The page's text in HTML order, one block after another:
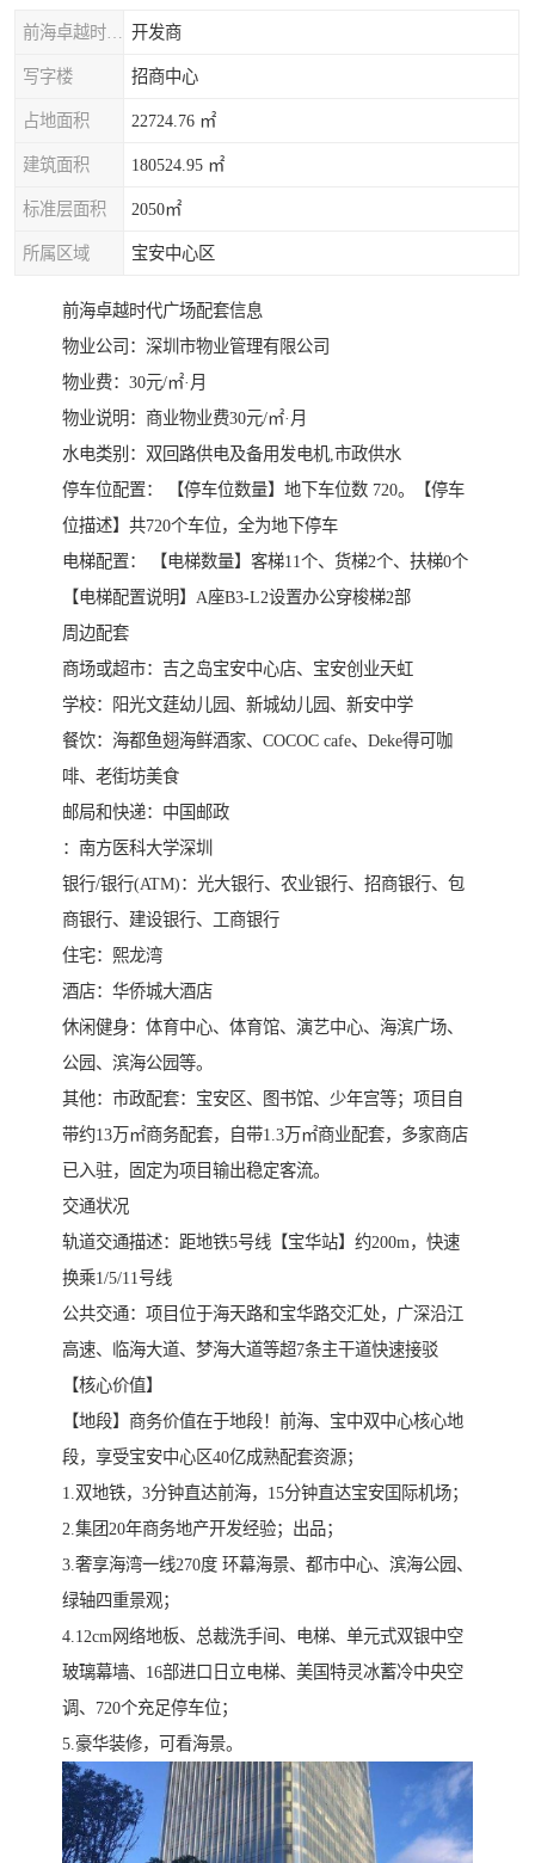
开发商
写字楼 招商中心
占地面积 22724.76 ㎡
建筑面积 180524.95 ㎡
标准层面积 2050㎡
所属区域 宝安中心区
前海卓越时代广场配套信息
物业公司：深圳市物业管理有限公司
物业费：30元/㎡·月
物业说明：商业物业费30元/㎡·月
水电类别：双回路供电及备用发电机,市政供水
停车位配置： 【停车位数量】地下车位数 720。【停车
位描述】共720个车位，全为地下停车
电梯配置： 【电梯数量】客梯11个、货梯2个、扶梯0个
【电梯配置说明】A座B3-L2设置办公穿梭梯2部
周边配套
商场或超市：吉之岛宝安中心店、宝安创业天虹
学校：阳光文莛幼儿园、新城幼儿园、新安中学
餐饮：海都鱼翅海鲜酒家、COCOC cafe、Deke得可咖
啡、老街坊美食
邮局和快递：中国邮政
：南方医科大学深圳
银行/银行(ATM)：光大银行、农业银行、招商银行、包
商银行、建设银行、工商银行
住宅：熙龙湾
酒店：华侨城大酒店
休闲健身：体育中心、体育馆、演艺中心、海滨广场、
公园、滨海公园等。
其他：市政配套：宝安区、图书馆、少年宫等；项目自
带约13万㎡商务配套，自带1.3万㎡商业配套，多家商店
已入驻，固定为项目输出稳定客流。
交通状况
轨道交通描述：距地铁5号线【宝华站】约200m，快速
换乘1/5/11号线
公共交通：项目位于海天路和宝华路交汇处，广深沿江
高速、临海大道、梦海大道等超7条主干道快速接驳
【核心价值】
【地段】商务价值在于地段！前海、宝中双中心核心地
段，享受宝安中心区40亿成熟配套资源；
1.双地铁，3分钟直达前海，15分钟直达宝安囯际机场；
2.集团20年商务地产开发经验；出品；
3.奢享海湾一线270度 环幕海景、都市中心、滨海公园、
绿轴四重景观；
4.12cm网络地板、总裁洗手间、电梯、单元式双银中空
玻璃幕墙、16部进口日立电梯、美国特灵冰蓄冷中央空
调、720个充足停车位；
5.豪华装修，可看海景。
光明区
龙华观澜